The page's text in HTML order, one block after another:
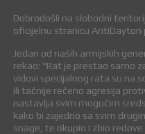
Dobrodošli na slobodni
oficijelnu stranicu AntiDayton
Jedan od naših armijskih
rekao: "Rat je prestao samo
vidovi specijalnog rata su na
ili tačnije rečeno agresija
nastavlja svim mogućim
kako bi zajedno sa svim
snage, te okupio i zbio